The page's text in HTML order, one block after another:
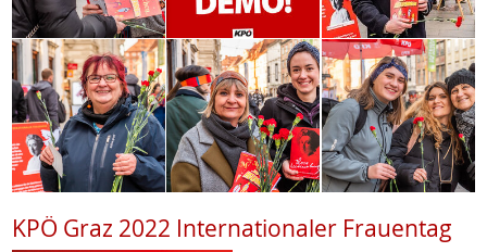
KPÖ Graz 2022 Internationaler Frauentag